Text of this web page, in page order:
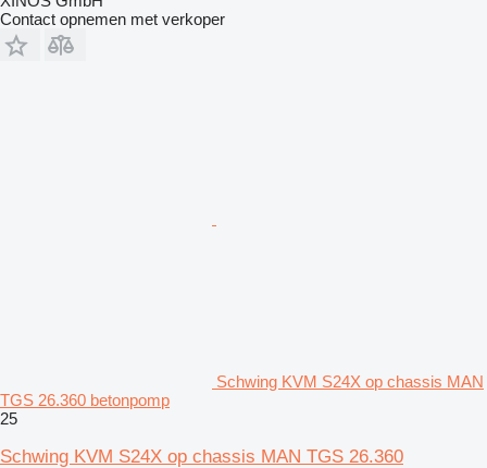
Contact opnemen met verkoper
Schwing KVM S24X op chassis MAN
TGS 26.360 betonpomp
25
Schwing KVM S24X op chassis MAN TGS 26.360